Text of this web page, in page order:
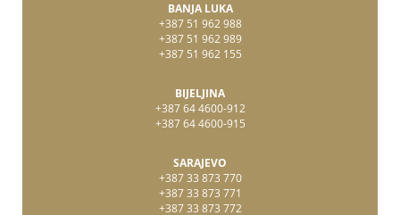
BANJA LUKA
+387 51 962 988
+387 51 962 989
+387 51 962 155
BIJELJINA
+387 64 4600-912
+387 64 4600-915
SARAJEVO
+387 33 873 770
+387 33 873 771
+387 33 873 772